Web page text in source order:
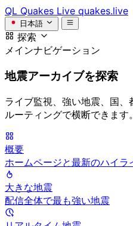
QL Quakes Live quakes.live
日本語
探索
メインナビゲーション
地震アーカイブを探索
ライブ監視、強い地震、国
ルーティングで横断できます。
概要
ホームページと最新のハイラ
大きな地震
配信全体で最も強い地震